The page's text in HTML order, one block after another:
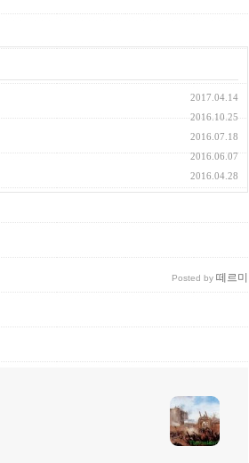
2017.04.14
2016.10.25
2016.07.18
2016.06.07
2016.04.28
Posted by 떼르미